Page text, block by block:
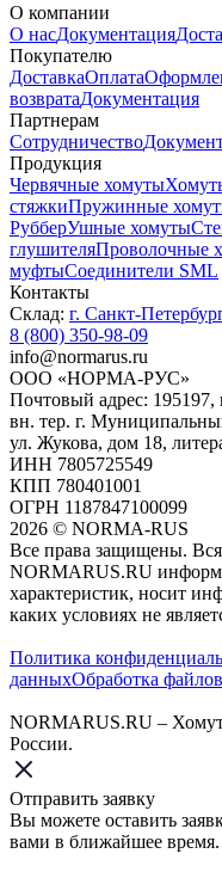
О компании
О насДокументация
Покупателю
ДоставкаОплата
возвратаДокументация
Партнерам
Сотрудничество
Продукция
Червячные хомуты
стяжкиПружинные
РубберУшные хомуты
глушителяПроволочные
муфтыСоединители SML
Контакты
Склад: г. Санкт-
8 (800) 350-98-09
info@normarus.ru
ООО «НОРМА-РУС»
Почтовый адрес: 195197,
вн. тер. г.
ул. Жукова, дом 18,
ИНН 7805725549
КПП 780401001
ОГРН 1187847100099
2026 © NORMA-RUS
Все права защищены. Вся
NORMARUS.RU
характеристик, носит
каких условиях не
Политика
данныхОбработка
NORMARUS.RU –
России.
Отправить заявку
Вы можете оставить
вами в ближайшее время.